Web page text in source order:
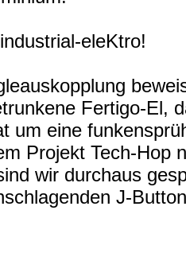
eleKtro!
Fertigo-El,
um eine
Projekt Tech-Hop
wir durchaus
J-